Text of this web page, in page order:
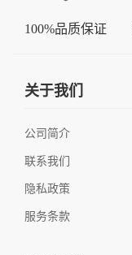
100%品质保证
关于我们
公司简介
联系我们
隐私政策
服务条款